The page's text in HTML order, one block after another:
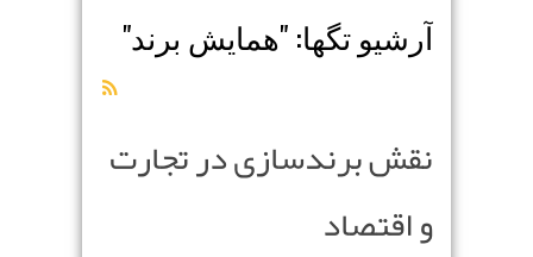
آرشیو تگها: "همایش برند"
نقش برندسازی در تجارت
و اقتصاد